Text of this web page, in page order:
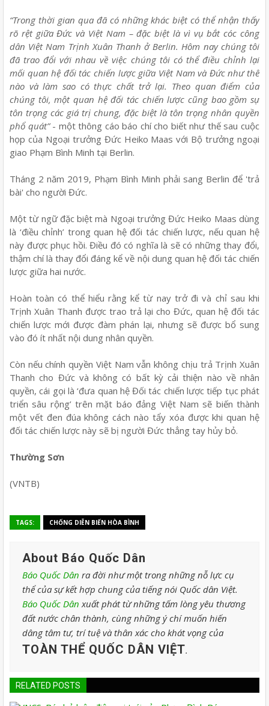
“Trong thời gian qua đã có những khác biệt có thể nhận thấy
rõ rệt giữa Đức và Việt Nam – đặc biệt là vì vụ bắt cóc công
dân Việt Nam Trịnh Xuân Thanh ở Berlin. Hôm nay chúng tôi
đã trao đổi với nhau về việc chúng tôi có thể điều chỉnh lại
mối quan hệ đối tác chiến lược giữa Việt Nam và Đức như thế
nào và làm sao có thực chất trở lại. Theo quan điểm của
chúng tôi, một quan hệ đối tác chiến lược cũng bao gồm sự
tôn trọng các giá trị chung, đặc biệt là tôn trọng nhân quyền
phổ quát”- một thông cáo báo chí cho biết như thế sau cuộc
họp của Ngoại trưởng Đức Heiko Maas với Bộ trưởng ngoại
giao Phạm Bình Minh tại Berlin.
Tháng 2 năm 2019, Phạm Bình Minh phải sang Berlin để 'trả
bài' cho người Đức.
Một từ ngữ đặc biệt mà Ngoại trưởng Đức Heiko Maas dùng
là ‘điều chỉnh’ trong quan hệ đối tác chiến lược, nếu quan hệ
này được phục hồi. Điều đó có nghĩa là sẽ có những thay đổi,
thậm chí là thay đổi đáng kể về nội dung quan hệ đối tác chiến
lược giữa hai nước.
Hoàn toàn có thể hiểu rằng kể từ nay trở đi và chỉ sau khi
Trịnh Xuân Thanh được trao trả lại cho Đức, quan hệ đối tác
chiến lược mới được đàm phán lại, nhưng sẽ được bổ sung
vào đó ít nhất nội dung nhân quyền.
Còn nếu chính quyền Việt Nam vẫn không chịu trả Trịnh Xuân
Thanh cho Đức và không có bất kỳ cải thiện nào về nhân
quyền, cái gọi là ‘đưa quan hệ Đối tác chiến lược tiếp tục phát
triển sâu rộng’ trên mặt báo đảng Việt Nam sẽ biến thành
một vết đen đúa không cách nào tẩy xóa được khi quan hệ
đối tác chiến lược này sẽ bị người Đức thẳng tay hủy bỏ.
Thường Sơn
(VNTB)
TAGS: CHỐNG DIỄN BIẾN HÒA BÌNH
About Báo Quốc Dân
Báo Quốc Dân ra đời như một trong những nỗ lực cụ
thể của sự kết hợp chung của tiếng nói Quốc dân Việt.
Báo Quốc Dân xuất phát từ những tấm lòng yêu thương
đất nước chân thành, cùng những ý chí muốn hiến
dâng tâm tư, trí tuệ và thân xác cho khát vọng của
TOÀN THỂ QUỐC DÂN VIỆT.
RELATED POSTS